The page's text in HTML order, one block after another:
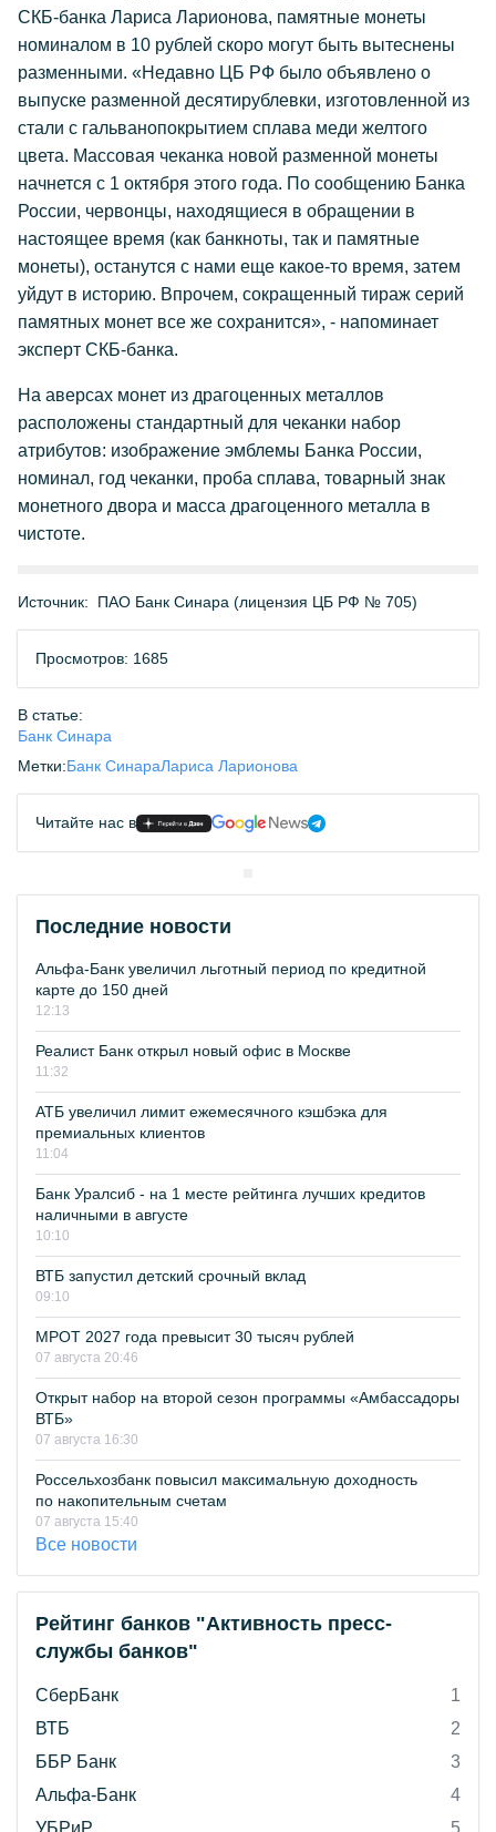
СКБ-банка Лариса Ларионова, памятные монеты
номиналом в 10 рублей скоро могут быть вытеснены
разменными. «Недавно ЦБ РФ было объявлено о
выпуске разменной десятирублевки, изготовленной из
стали с гальванопокрытием сплава меди желтого
цвета. Массовая чеканка новой разменной монеты
начнется с 1 октября этого года. По сообщению Банка
России, червонцы, находящиеся в обращении в
настоящее время (как банкноты, так и памятные
монеты), останутся с нами еще какое-то время, затем
уйдут в историю. Впрочем, сокращенный тираж серий
памятных монет все же сохранится», - напоминает
эксперт СКБ-банка.
На аверсах монет из драгоценных металлов
расположены стандартный для чеканки набор
атрибутов: изображение эмблемы Банка России,
номинал, год чеканки, проба сплава, товарный знак
монетного двора и масса драгоценного металла в
чистоте.
Источник: ПАО Банк Синара (лицензия ЦБ РФ № 705)
Просмотров: 1685
В статье:
Банк Синара
Метки:Банк СинараЛариса Ларионова
Читайте нас в
Последние новости
Альфа-Банк увеличил льготный период по кредитной
карте до 150 дней
12:13
Реалист Банк открыл новый офис в Москве
11:32
АТБ увеличил лимит ежемесячного кэшбэка для
премиальных клиентов
11:04
Банк Уралсиб - на 1 месте рейтинга лучших кредитов
наличными в августе
10:10
ВТБ запустил детский срочный вклад
09:10
МРОТ 2027 года превысит 30 тысяч рублей
07 августа 20:46
Открыт набор на второй сезон программы «Амбассадоры
ВТБ»
07 августа 16:30
Россельхозбанк повысил максимальную доходность
по накопительным счетам
07 августа 15:40
Все новости
Рейтинг банков "Активность пресс-
службы банков"
СберБанк
1
ВТБ
2
ББР Банк
3
Альфа-Банк
4
УБРиР
5